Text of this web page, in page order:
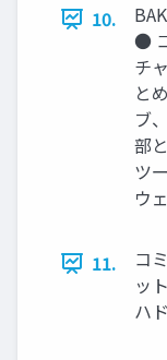
10.
●
チ
と
ブ
部
ツ
ウ
11.
コ
ッ
ハ